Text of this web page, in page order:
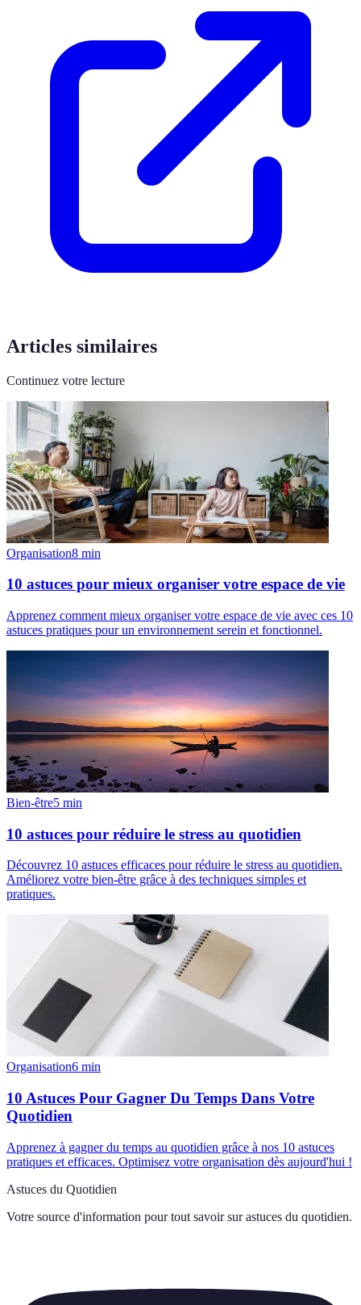
Articles similaires
Continuez votre lecture
Organisation8 min
10 astuces pour mieux organiser votre espace de vie
Apprenez comment mieux organiser votre espace de vie avec ces 10
astuces pratiques pour un environnement serein et fonctionnel.
Bien-être5 min
10 astuces pour réduire le stress au quotidien
Découvrez 10 astuces efficaces pour réduire le stress au quotidien.
Améliorez votre bien-être grâce à des techniques simples et
pratiques.
Organisation6 min
10 Astuces Pour Gagner Du Temps Dans Votre
Quotidien
Apprenez à gagner du temps au quotidien grâce à nos 10 astuces
pratiques et efficaces. Optimisez votre organisation dès aujourd'hui !
Astuces du Quotidien
Votre source d'information pour tout savoir sur astuces du quotidien.